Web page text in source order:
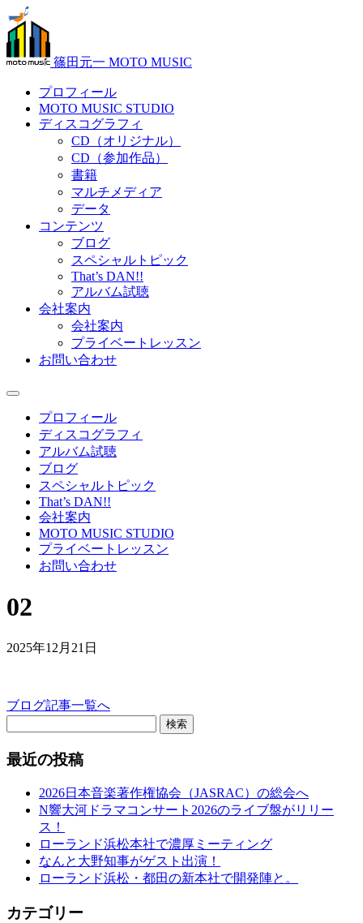
篠田元一 MOTO MUSIC
プロフィール
MOTO MUSIC STUDIO
ディスコグラフィ
CD（オリジナル）
CD（参加作品）
書籍
マルチメディア
データ
コンテンツ
ブログ
スペシャルトピック
That’s DAN!!
アルバム試聴
会社案内
会社案内
プライベートレッスン
お問い合わせ
プロフィール
ディスコグラフィ
アルバム試聴
ブログ
スペシャルトピック
That’s DAN!!
会社案内
MOTO MUSIC STUDIO
プライベートレッスン
お問い合わせ
02
2025年12月21日
ブログ記事一覧へ
検索
最近の投稿
2026日本音楽著作権協会（JASRAC）の総会へ
N響大河ドラマコンサート2026のライブ盤がリリー
ス！
ローランド浜松本社で濃厚ミーティング
なんと大野知事がゲスト出演！
ローランド浜松・都田の新本社で開発陣と。
カテゴリー